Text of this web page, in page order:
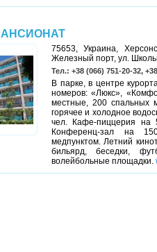
75653, Украина,
Железный порт, ул.
Тел.: +38 (066) 751-20-32,
В парке, в центре
номеров: «Люкс»,
местные, 200 спальных
горячее и холодное
чел. Кафе-пиццерия
Конференц-зал на
медпунктом. Летний
бильярд, беседки,
волейбольные площадки.